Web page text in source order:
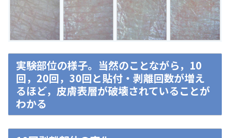
実験部位の様子。当然のことながら，10
回，20回，30回と貼付・剥離回数が増え
るほど，皮膚表層が破壊されていることが
わかる